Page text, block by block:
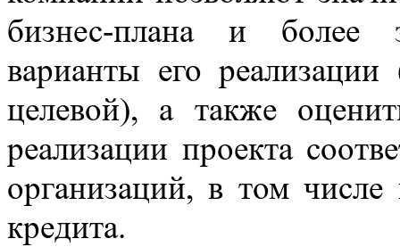
бизнес-плана и более
варианты его
целевой), а также
реализации проекта
организаций, в том
кредита.